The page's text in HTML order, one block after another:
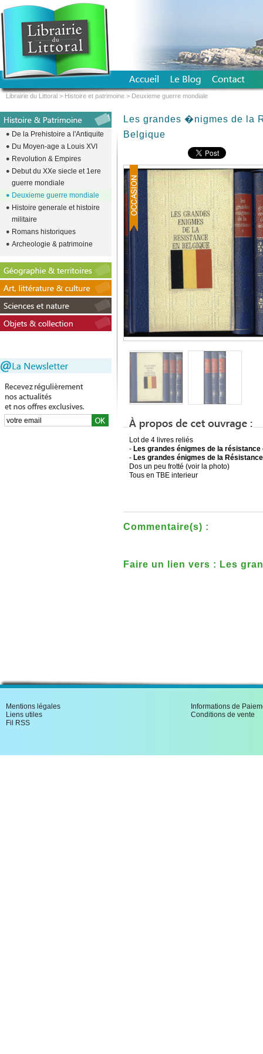
Les grandes �nigmes de la
Belgique
Lot de 4 livres reliés
- Les grandes énigmes de la résistance
- Les grandes énigmes de la
Dos un peu frotté (voir la photo)
Tous en TBE interieur
Commentaire(s) :
Faire un lien vers : Les
De la Prehistoire a l'Antiquite
Du Moyen-age a Louis XVI
Revolution & Empires
Debut du XXe siecle et 1ere
guerre mondiale
Deuxieme guerre mondiale
Histoire generale et histoire
militaire
Romans historiques
Archeologie & patrimoine
Librairie du Littoral > Histoire et patrimoine > Deuxieme guerre mondiale
Mentions légales
Liens utiles
Fil RSS
Informations de
Conditions de vente